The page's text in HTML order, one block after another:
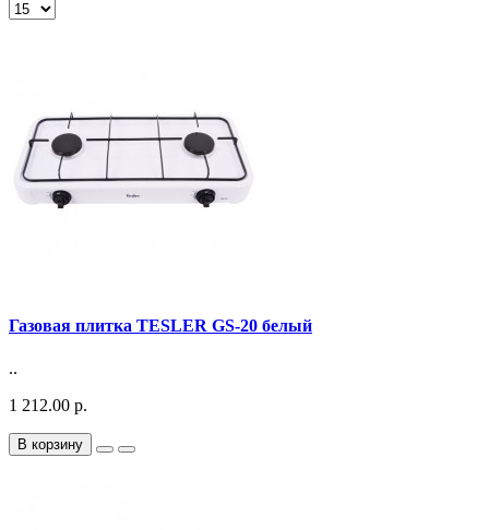
Газовая плитка TESLER GS-20 белый
..
1 212.00 р.
В корзину